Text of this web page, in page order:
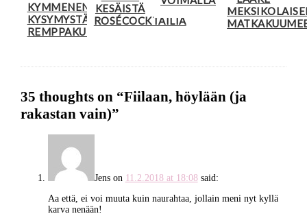
KYMMENEN
KYSYMYSTÄ
REMPPAKUPLAAN
KESÄISTÄ
ROSÉCOCKTAILIA
35 thoughts on “Fiilaan, höylään (ja
rakastan vain)”
Jenson 11.2.2018 at 18:08 said:
Aa että, ei voi muuta kuin naurahtaa, jollain meni nyt kyllä
karva nenään!